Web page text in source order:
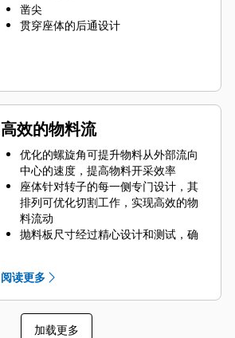
凿尖
贯穿座体的后通设计
高效的物料流
优化的螺旋角可提升物料从外部流向
中心的速度，提高物料开采效率
座体针对转子的每一侧专门设计，其
排列可优化切割工作，实现高效的物
料流动
抛料板尺寸经过精心设计和测试，确
转子设计可快速清除切削室中的物
料，减少拖动，提高机器的整体效率
和降低燃油消耗，从而减少部件磨损
阅读更多
加载更多